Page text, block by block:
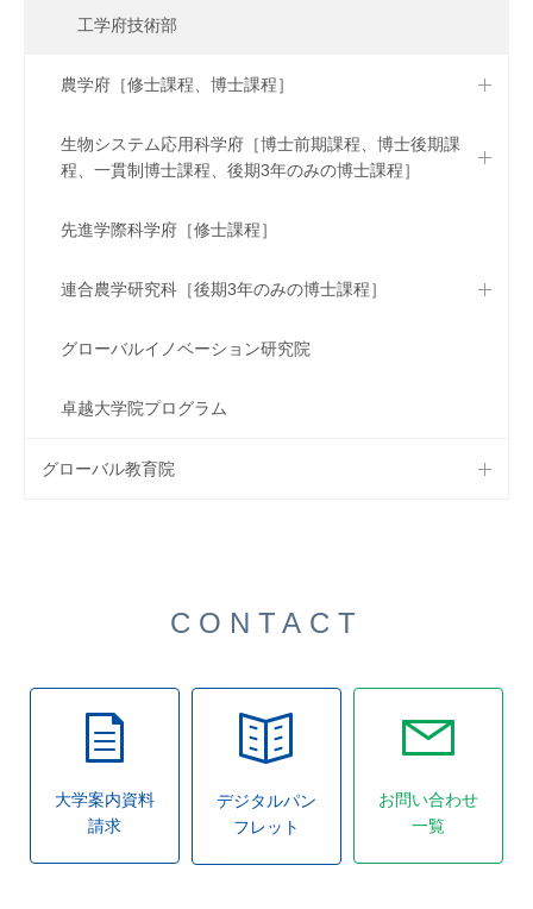
工学府技術部
農学府［修士課程、博士課程］
生物システム応用科学府［博士前期課程、博士後期課
程、一貫制博士課程、後期3年のみの博士課程］
先進学際科学府［修士課程］
連合農学研究科［後期3年のみの博士課程］
グローバルイノベーション研究院
卓越大学院プログラム
グローバル教育院
CONTACT
大学案内資料
請求
デジタルパン
フレット
お問い合わせ
一覧